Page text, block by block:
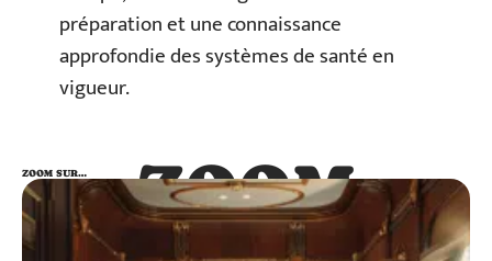
préparation et une connaissance
approfondie des systèmes de santé en
vigueur.
ZOOM
SUR…
ZOOM SUR…